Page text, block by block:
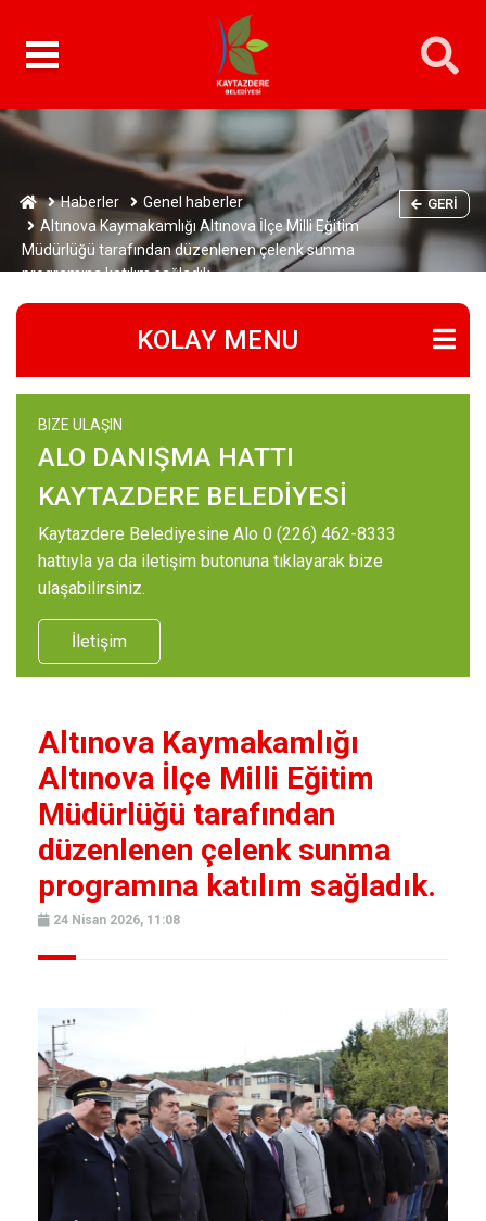
Haberler
Genel haberler
Altınova Kaymakamlığı Altınova İlçe Milli Eğitim
Müdürlüğü tarafından düzenlenen çelenk sunma
programına katılım sağladık.
GERI
KOLAY MENU
BIZE ULAŞIN
ALO DANIŞMA HATTI
KAYTAZDERE BELEDİYESİ
Kaytazdere Belediyesine Alo 0 (226) 462-8333
hattıyla ya da iletişim butonuna tıklayarak bize
ulaşabilirsiniz.
İletişim
Altınova Kaymakamlığı
Altınova İlçe Milli Eğitim
Müdürlüğü tarafından
düzenlenen çelenk sunma
programına katılım sağladık.
24 Nisan 2026, 11:08